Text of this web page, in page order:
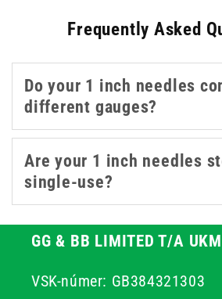
Syringesizes like 1ml, 2.5ml, and 3ml
compatibility ensures a secure fit
Each needle is individually sterile-
minimal discomfort during
With trusted brands like BD, Terumo,
Unisharp, it's easy to find the right 1
the specific needs of your practice or
Frequently Asked
Do your 1 inch needles
different gauges?
Are your 1 inch needles
single-use?
GG & BB LIMITED T/A
VSK-númer: GB384321303